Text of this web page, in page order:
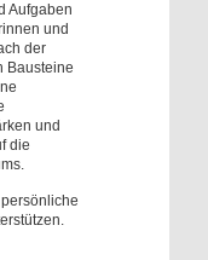
Aufgaben
und
der
Bausteine
und
die